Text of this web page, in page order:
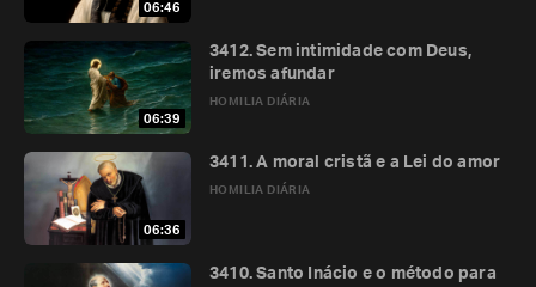
06:46
06:39
HOMILIA DIÁRIA
3412. Sem intimidade com Deus,
iremos afundar
06:36
HOMILIA DIÁRIA
3411. A moral cristã e a Lei do amor
3410. Santo Inácio e o método para